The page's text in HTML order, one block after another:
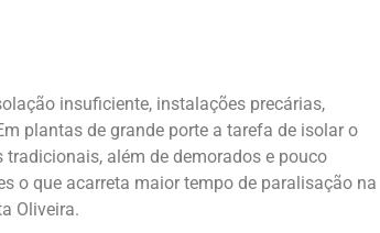
insuficiente, instalações precárias,
plantas de grande porte a tarefa de isolar o
além de demorados e pouco
o que acarreta maior tempo de paralisação na
Oliveira.